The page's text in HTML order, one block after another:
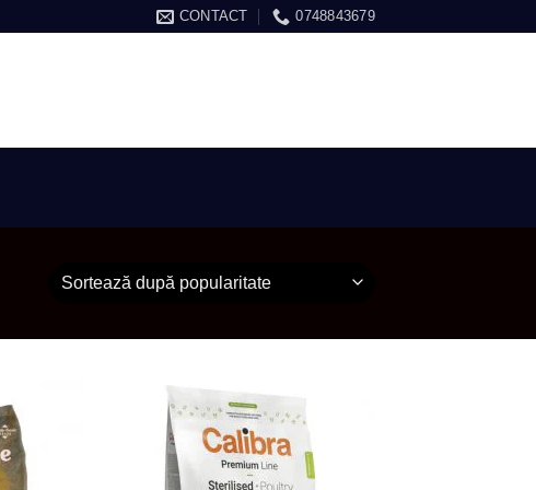
CONTACT 0748843679